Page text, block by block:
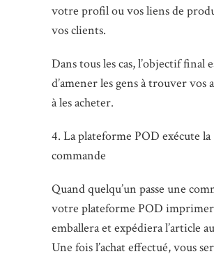
votre profil ou vos liens de
vos clients.
Dans tous les cas, l’objectif final
d’amener les gens à trouver vos
à les acheter.
4. La plateforme POD exécute la
commande
Quand quelqu’un passe une
votre plateforme POD
emballera et expédiera l’article
Une fois l’achat effectué, vous